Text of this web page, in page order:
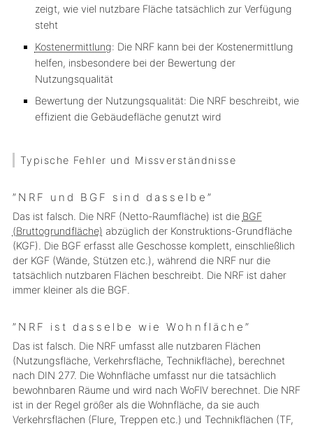
zeigt, wie viel nutzbare Fläche tatsächlich zur Verfügung
steht
Kostenermittlung: Die NRF kann bei der Kostenermittlung
helfen, insbesondere bei der Bewertung der
Nutzungsqualität
Bewertung der Nutzungsqualität: Die NRF beschreibt, wie
effizient die Gebäudefläche genutzt wird
Typische Fehler und Missverständnisse
”NRF und BGF sind dasselbe”
Das ist falsch. Die NRF (Netto-Raumfläche) ist die BGF
(Bruttogrundfläche) abzüglich der Konstruktions-Grundfläche
(KGF). Die BGF erfasst alle Geschosse komplett, einschließlich
der KGF (Wände, Stützen etc.), während die NRF nur die
tatsächlich nutzbaren Flächen beschreibt. Die NRF ist daher
immer kleiner als die BGF.
”NRF ist dasselbe wie Wohnfläche”
Das ist falsch. Die NRF umfasst alle nutzbaren Flächen
(Nutzungsfläche, Verkehrsfläche, Technikfläche), berechnet
nach DIN 277. Die Wohnfläche umfasst nur die tatsächlich
bewohnbaren Räume und wird nach WoFlV berechnet. Die NRF
ist in der Regel größer als die Wohnfläche, da sie auch
Verkehrsflächen (Flure, Treppen etc.) und Technikflächen (TF,